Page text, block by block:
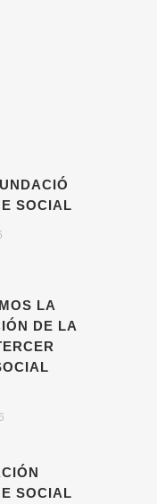
SOCIAL
LA
DE LA
SOCIAL